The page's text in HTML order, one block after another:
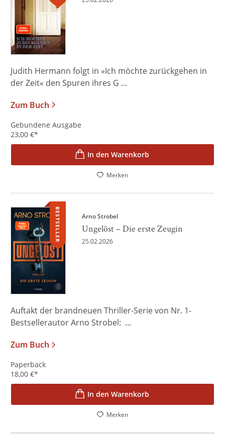
Judith Hermann folgt in »Ich möchte zurückgehen in
der Zeit« den Spuren ihres G ...
Zum Buch
Gebundene Ausgabe
23,00 €*
In den Warenkorb
Merken
BESTSELLER Arno Strobel
Ungelöst – Die erste Zeugin
25.02.2026
Auftakt der brandneuen Thriller-Serie von Nr. 1-
Bestsellerautor Arno Strobel: ...
Zum Buch
Paperback
18,00 €*
In den Warenkorb
Merken